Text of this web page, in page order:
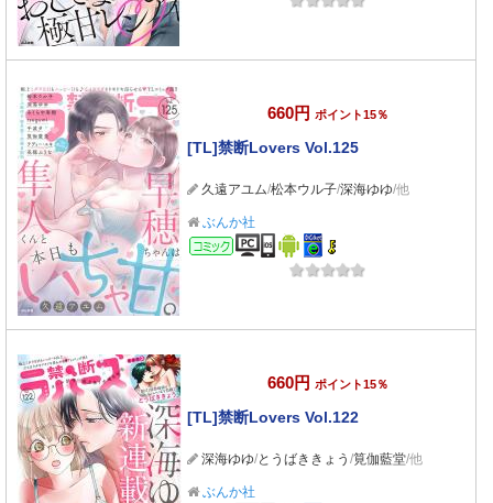
660円 ポイント15％
[TL]禁断Lovers Vol.125
久遠アユム/松本ウル子/深海ゆゆ/他
ぶんか社
コミック
660円 ポイント15％
[TL]禁断Lovers Vol.122
深海ゆゆ/とうばききょう /筧伽藍堂/他
ぶんか社